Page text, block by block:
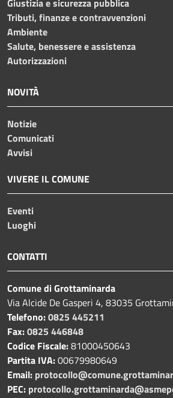
Tributi, finanze e contravvenzioni
Ambiente
Salute, benessere e assistenza
Autorizzazioni
NOVITÀ
Notizie
Comunicati
Avvisi
VIVERE IL COMUNE
Eventi
Luoghi
CONTATTI
Comune di Grottaminarda
Via Alcide De Gasperi 4, 83035
Telefono:0825 445211
Fax:0825 446848
Codice Fiscale:81000450643
Partita IVA:00679980649
Email:
PEC: